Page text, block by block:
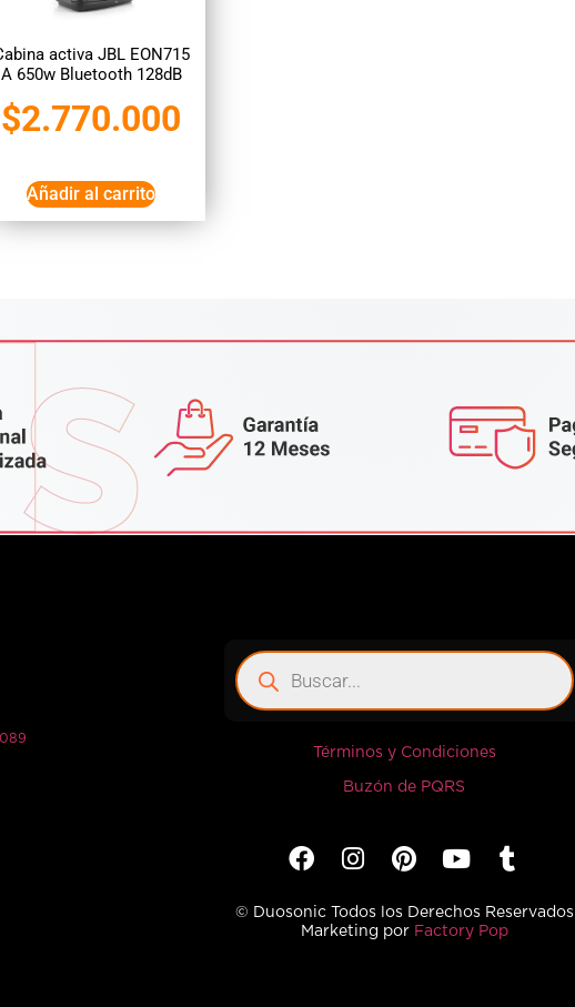
activa JBL EON715
A 650w Bluetooth 128dB
$2.770.000
Añadir al carrito
Términos y Condiciones
Buzón de PQRS
© Duosonic Todos los Derechos Reservados
Marketing por Factory Pop